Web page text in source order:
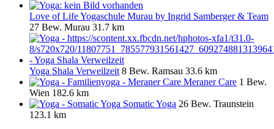
Love of Life Yogaschule Murau by Ingrid Samberger & Team
27 Bew. Murau 31.7 km
Yoga Shala Verweilzeit 8 Bew. Ramsau 33.6 km
Meraner Care 1 Bew.
Wien 182.6 km
Somatic Yoga 26 Bew. Traunstein
123.1 km